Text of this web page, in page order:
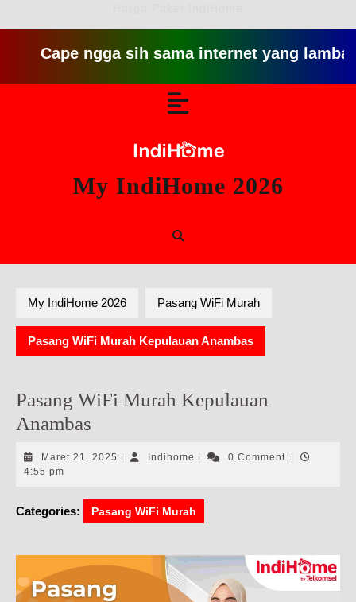
ngga sih sama internet yang lambat gitu
My IndiHome 2026
My IndiHome 2026 Pasang WiFi Murah
Pasang WiFi Murah Kepulauan Anambas
Pasang WiFi Murah Kepulauan
Anambas
Maret 21, 2025 Maret
Indihome Indihome0 Comment
4:55 pm
Categories: Pasang WiFi Murah